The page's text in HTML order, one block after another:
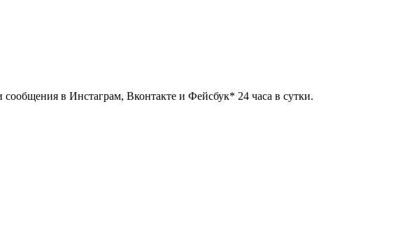
сообщения в Инстаграм, Вконтакте и Фейсбук* 24 часа в сутки.